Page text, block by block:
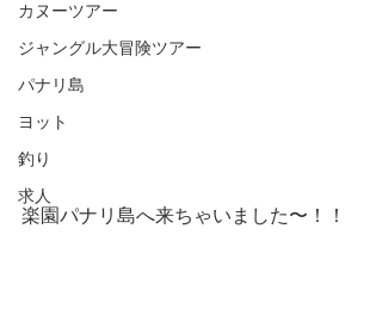
カヌーツアー
ジャングル大冒険ツアー
パナリ島
ヨット
釣り
求人
楽園パナリ島へ来ちゃいました〜！！